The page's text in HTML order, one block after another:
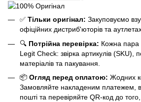
✅ Тільки оригінал: Закуповуємо
офіційних дистриб'юторів та
🔍 Потрійна перевірка: Кожна пара
Legit Check: звірка артикулів (SKU),
матеріалів та пакування.
📦 Огляд перед оплатою: Жодних
Замовляйте накладеним платежем,
пошті та перевіряйте QR-код до